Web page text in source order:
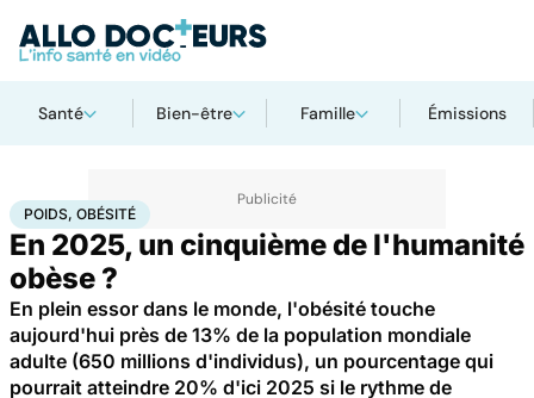
Santé Bien-être Famille Émissions
Accueil Bien-êtreNutrition Poids, obésité
POIDS, OBÉSITÉ
En 2025, un cinquième de l'humanité
obèse ?
En plein essor dans le monde, l'obésité touche
aujourd'hui près de 13% de la population mondiale
adulte (650 millions d'individus), un pourcentage qui
pourrait atteindre 20% d'ici 2025 si le rythme de